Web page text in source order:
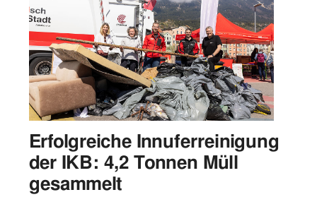
Erfolgreiche Innuferreinigung
der IKB: 4,2 Tonnen Müll
gesammelt